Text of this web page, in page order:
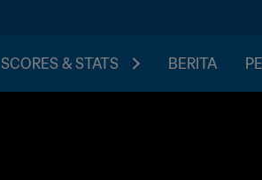
SCORES & STATS BERITA